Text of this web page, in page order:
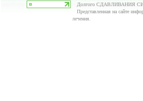
Долгого СДАВЛИВАНИЯ
Представленная на сайте
лечения.